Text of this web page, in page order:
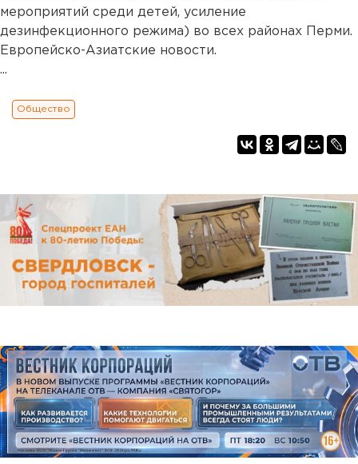
мероприятий среди детей, усиление
дезинфекционного режима) во всех районах Перми.
Европейско-Азиатские новости.
...
Общество